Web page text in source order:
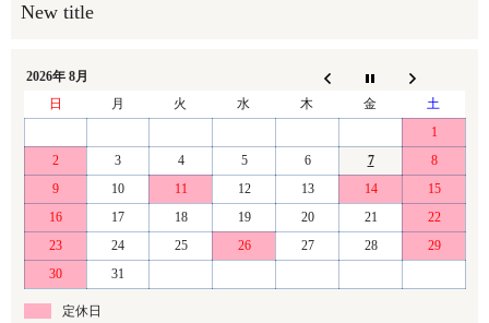
2026年 8月
日
月 火 水 木 金
土
1
2
3 4 5 6 7
8
9
10 11 12 13 14
15
16
17 18 19 20 21
22
23
24 25 26 27 28
29
30
31
定休日